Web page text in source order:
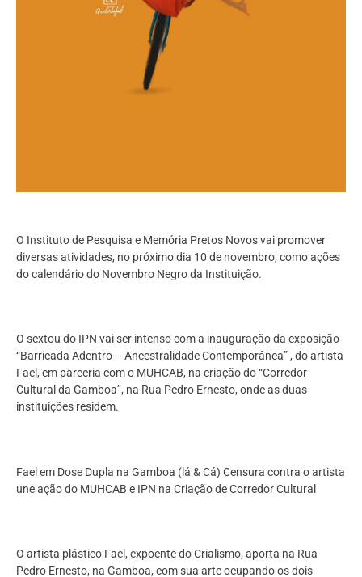
O Instituto de Pesquisa e Memória Pretos Novos vai promover
diversas atividades, no próximo dia 10 de novembro, como ações
do calendário do Novembro Negro da Instituição.
O sextou do IPN vai ser intenso com a inauguração da exposição
“Barricada Adentro – Ancestralidade Contemporânea” , do artista
Fael, em parceria com o MUHCAB, na criação do “Corredor
Cultural da Gamboa”, na Rua Pedro Ernesto, onde as duas
instituições residem.
Fael em Dose Dupla na Gamboa (lá & Cá) Censura contra o artista
une ação do MUHCAB e IPN na Criação de Corredor Cultural
O artista plástico Fael, expoente do Crialismo, aporta na Rua
Pedro Ernesto, na Gamboa, com sua arte ocupando os dois